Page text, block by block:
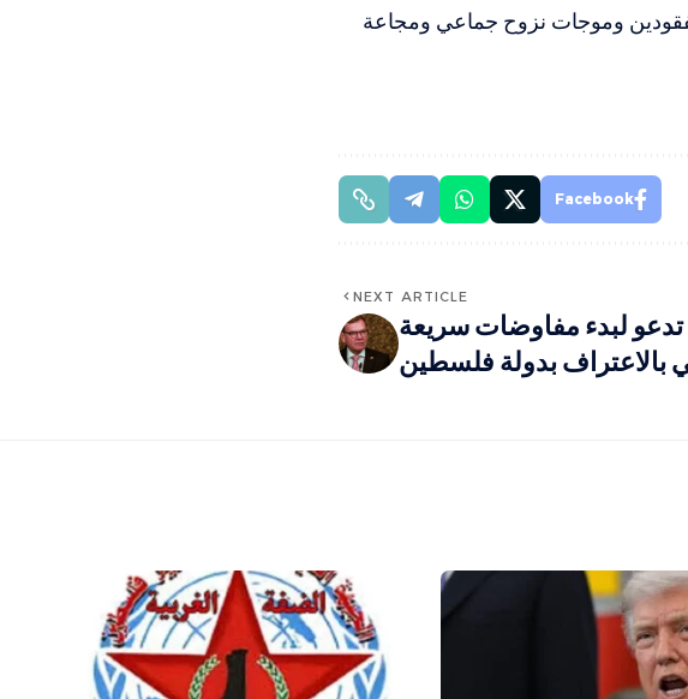
المفقودين وموجات نزوح جماعي ومجاعة
Facebook
NEXT ARTICLE
تدعو لبدء مفاوضات سريعة
بالاعتراف بدولة فلسطين